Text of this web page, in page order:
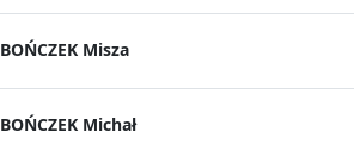
BOŃCZEK Misza
BOŃCZEK Michał